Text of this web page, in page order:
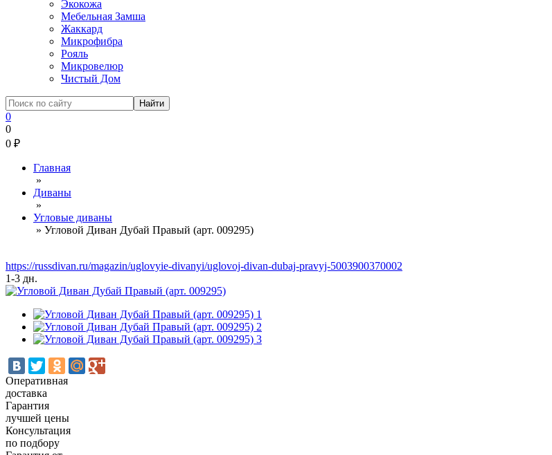
Экокожа
Мебельная Замша
Жаккард
Микрофибра
Рояль
Микровелюр
Чистый Дом
0
0
0 ₽
Главная
»
Диваны
»
Угловые диваны
» Угловой Диван Дубай Правый (арт. 009295)
https://russdivan.ru/magazin/uglovyie-divanyi/uglovoj-divan-dubaj-pravyj-5003900370002
1-3 дн.
Оперативная
доставка
Гарантия
лучшей цены
Консультация
по подбору